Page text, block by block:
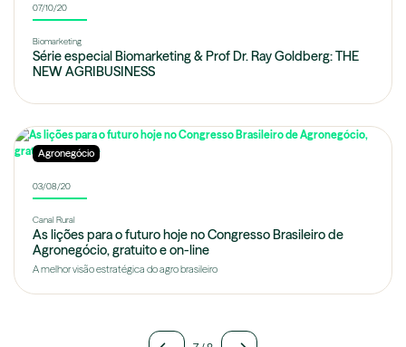
07/10/20
Biomarketing
Série especial Biomarketing & Prof Dr. Ray Goldberg: THE
NEW AGRIBUSINESS
Agronegócio
03/08/20
Canal Rural
As lições para o futuro hoje no Congresso Brasileiro de
Agronegócio, gratuito e on-line
A melhor visão estratégica do agro brasileiro